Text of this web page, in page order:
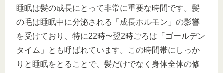
睡眠は髪の成長にとって非常に重要な時間です。髪
の毛は睡眠中に分泌される「成長ホルモン」の影響
を受けており、特に22時〜翌2時ごろは「ゴールデン
タイム」とも呼ばれています。この時間帯にしっか
りと睡眠をとることで、髪だけでなく身体全体の修